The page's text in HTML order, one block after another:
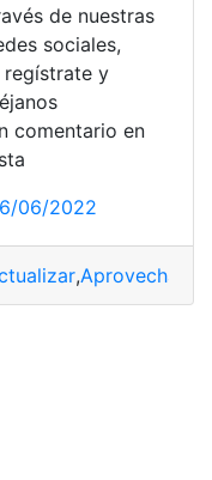
de nuestras
sociales,
regístrate y
comentario en
06/2022
,Aprovechar